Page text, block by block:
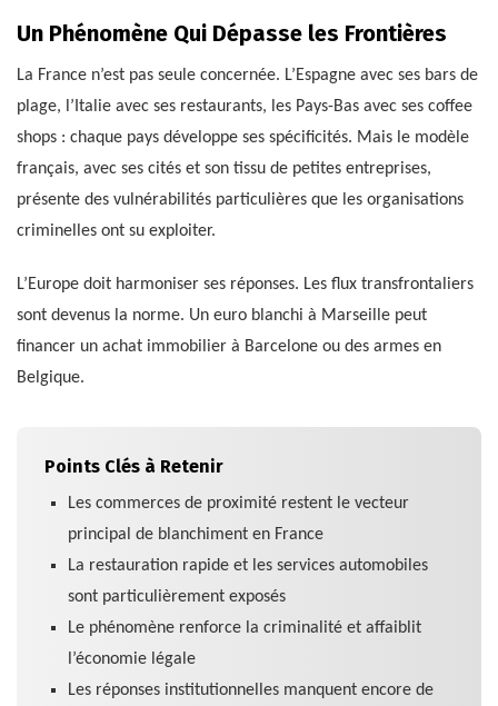
Un Phénomène Qui Dépasse les Frontières
La France n’est pas seule concernée. L’Espagne avec ses bars de
plage, l’Italie avec ses restaurants, les Pays-Bas avec ses coffee
shops : chaque pays développe ses spécificités. Mais le modèle
français, avec ses cités et son tissu de petites entreprises,
présente des vulnérabilités particulières que les organisations
criminelles ont su exploiter.
L’Europe doit harmoniser ses réponses. Les flux transfrontaliers
sont devenus la norme. Un euro blanchi à Marseille peut
financer un achat immobilier à Barcelone ou des armes en
Belgique.
Points Clés à Retenir
Les commerces de proximité restent le vecteur
principal de blanchiment en France
La restauration rapide et les services automobiles
sont particulièrement exposés
Le phénomène renforce la criminalité et affaiblit
l’économie légale
Les réponses institutionnelles manquent encore de